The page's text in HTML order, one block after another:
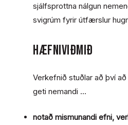
sjálfsprottna nálgun
svigrúm fyrir útfærslur
HÆFNIVIÐMIÐ
Verkefnið stuðlar að því
geti nemandi …
notað mismunandi efni,